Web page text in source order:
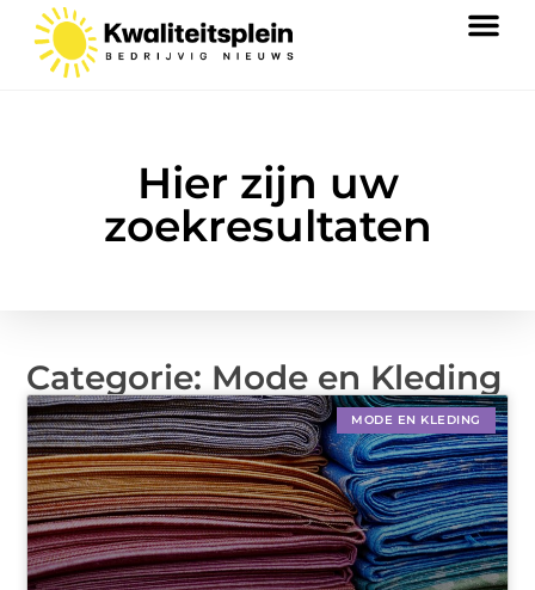
Hier zijn uw
zoekresultaten
Categorie: Mode en Kleding
MODE EN KLEDING